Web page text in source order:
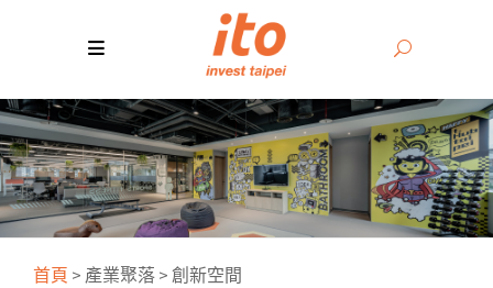
首頁 > 產業聚落 > 創新空間